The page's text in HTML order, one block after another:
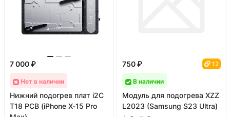
7 000 ₽
Нет в наличии
Нижний подогрев плат i2C
T18 PCB (iPhone X-15 Pro
750 ₽ 12
В наличии
Модуль для подогрева XZZ
L2023 (Samsung S23 Ultra)